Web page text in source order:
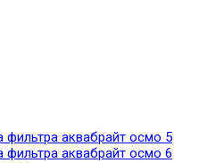
фильтра аквабрайт осмо 5
фильтра аквабрайт осмо 6